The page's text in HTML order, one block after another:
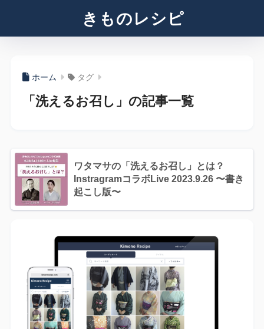
きものレシピ
ホーム タグ
「洗えるお召し」の記事一覧
ワタマサの「洗えるお召し」とは？
InstragramコラボLive 2023.9.26 〜書き
起こし版〜